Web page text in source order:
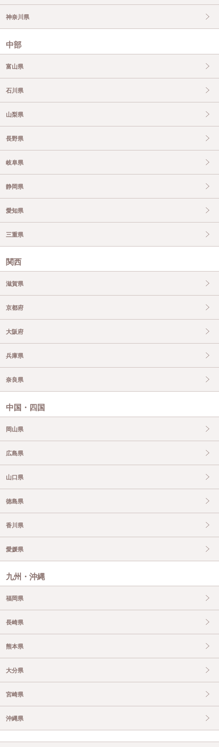
神奈川県
中部
富山県
石川県
山梨県
長野県
岐阜県
静岡県
愛知県
三重県
関西
滋賀県
京都府
大阪府
兵庫県
奈良県
中国・四国
岡山県
広島県
山口県
徳島県
香川県
愛媛県
九州・沖縄
福岡県
長崎県
熊本県
大分県
宮崎県
沖縄県